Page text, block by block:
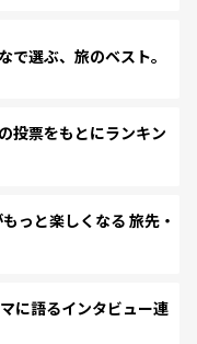
選ぶ、旅のベスト。
投票をもとにランキン
っと楽しくなる 旅先・
に語るインタビュー連